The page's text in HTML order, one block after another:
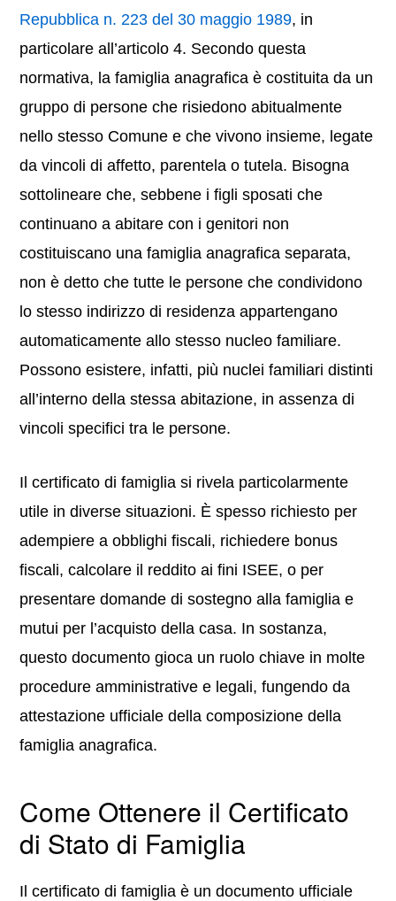
Repubblica n. 223 del 30 maggio 1989, in
particolare all’articolo 4. Secondo questa
normativa, la famiglia anagrafica è costituita da un
gruppo di persone che risiedono abitualmente
nello stesso Comune e che vivono insieme, legate
da vincoli di affetto, parentela o tutela. Bisogna
sottolineare che, sebbene i figli sposati che
continuano a abitare con i genitori non
costituiscano una famiglia anagrafica separata,
non è detto che tutte le persone che condividono
lo stesso indirizzo di residenza appartengano
automaticamente allo stesso nucleo familiare.
Possono esistere, infatti, più nuclei familiari distinti
all’interno della stessa abitazione, in assenza di
vincoli specifici tra le persone.
Il certificato di famiglia si rivela particolarmente
utile in diverse situazioni. È spesso richiesto per
adempiere a obblighi fiscali, richiedere bonus
fiscali, calcolare il reddito ai fini ISEE, o per
presentare domande di sostegno alla famiglia e
mutui per l’acquisto della casa. In sostanza,
questo documento gioca un ruolo chiave in molte
procedure amministrative e legali, fungendo da
attestazione ufficiale della composizione della
famiglia anagrafica.
Come Ottenere il Certificato
di Stato di Famiglia
Il certificato di famiglia è un documento ufficiale